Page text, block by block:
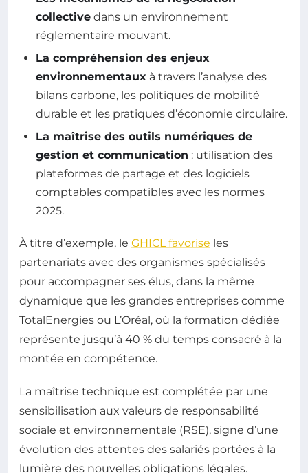
collective dans un environnement
réglementaire mouvant.
La compréhension des enjeux
environnementaux à travers l’analyse des
bilans carbone, les politiques de mobilité
durable et les pratiques d’économie circulaire.
La maîtrise des outils numériques de
gestion et communication : utilisation des
plateformes de partage et des logiciels
comptables compatibles avec les normes
2025.
À titre d’exemple, le GHICL favorise les
partenariats avec des organismes spécialisés
pour accompagner ses élus, dans la même
dynamique que les grandes entreprises comme
TotalEnergies ou L’Oréal, où la formation dédiée
représente jusqu’à 40 % du temps consacré à la
montée en compétence.
La maîtrise technique est complétée par une
sensibilisation aux valeurs de responsabilité
sociale et environnementale (RSE), signe d’une
évolution des attentes des salariés portées à la
lumière des nouvelles obligations légales.